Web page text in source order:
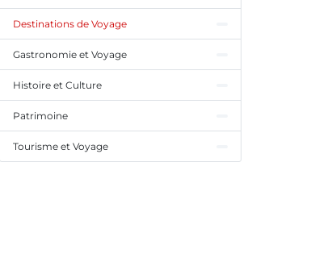
Destinations de Voyage
Gastronomie et Voyage
Histoire et Culture
Patrimoine
Tourisme et Voyage